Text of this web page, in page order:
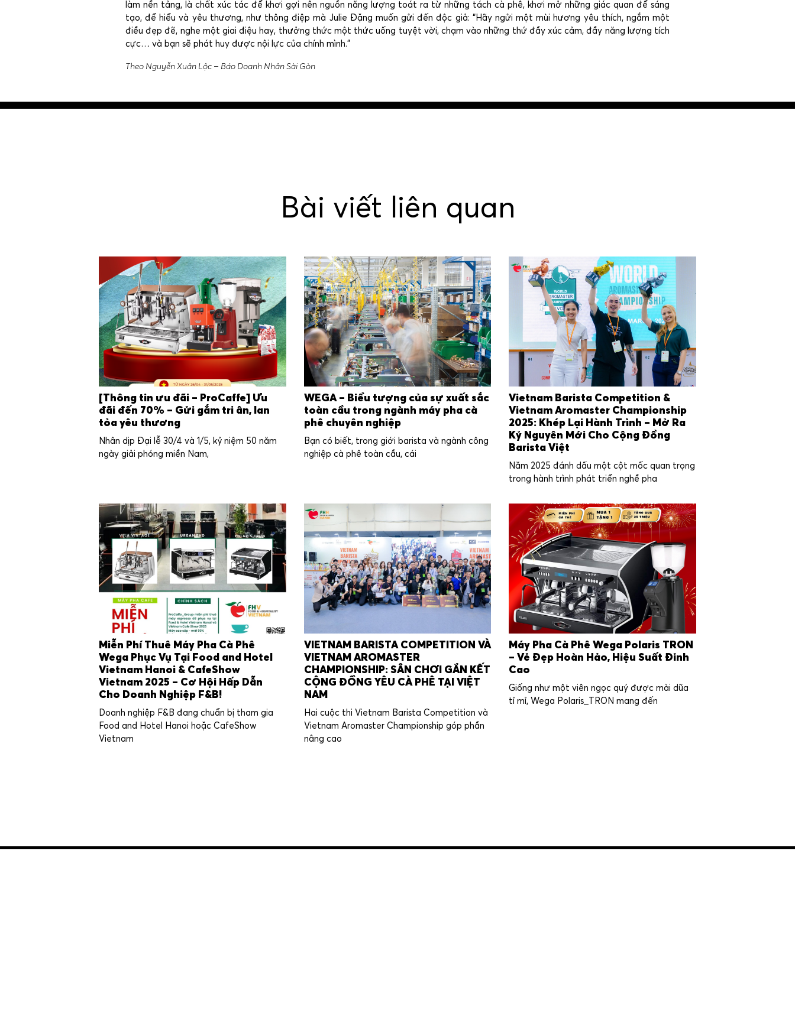
làm nền tảng, là chất xúc tác để khơi gợi nên nguồn năng lượng toát ra từ những tách cà phê, khơi mở những giác quan để sáng
tạo, để hiểu và yêu thương, như thông điệp mà Julie Đặng muốn gửi đến độc giả: “Hãy ngửi một mùi hương yêu thích, ngắm một
điều đẹp đẽ, nghe một giai điệu hay, thưởng thức một thức uống tuyệt vời, chạm vào những thứ đầy xúc cảm, đầy năng lượng tích
cực… và bạn sẽ phát huy được nội lực của chính mình.”
Theo Nguyễn Xuân Lộc – Báo Doanh Nhân Sài Gòn
Post
Bài viết liên quan
[Thông tin ưu đãi – ProCaffe] Ưu
đãi đến 70% – Gửi gắm tri ân, lan
tỏa yêu thương
Nhân dịp Đại lễ 30/4 và 1/5, kỷ niệm 50 năm
ngày giải phóng miền Nam,
WEGA – Biểu tượng của sự xuất sắc
toàn cầu trong ngành máy pha cà
phê chuyên nghiệp
Bạn có biết, trong giới barista và ngành công
nghiệp cà phê toàn cầu, cái
Vietnam Barista Competition &
Vietnam Aromaster Championship
2025: Khép Lại Hành Trình – Mở Ra
Kỷ Nguyên Mới Cho Cộng Đồng
Barista Việt
Năm 2025 đánh dấu một cột mốc quan trọng
trong hành trình phát triển nghề pha
Miễn Phí Thuê Máy Pha Cà Phê
Wega Phục Vụ Tại Food and Hotel
Vietnam Hanoi & CafeShow
Vietnam 2025 – Cơ Hội Hấp Dẫn
Cho Doanh Nghiệp F&B!
Doanh nghiệp F&B đang chuẩn bị tham gia
Food and Hotel Hanoi hoặc CafeShow
Vietnam
VIETNAM BARISTA COMPETITION VÀ
VIETNAM AROMASTER
CHAMPIONSHIP: SÂN CHƠI GẮN KẾT
CỘNG ĐỒNG YÊU CÀ PHÊ TẠI VIỆT
NAM
Hai cuộc thi Vietnam Barista Competition và
Vietnam Aromaster Championship góp phần
nâng cao
Máy Pha Cà Phê Wega Polaris TRON
– Vẻ Đẹp Hoàn Hảo, Hiệu Suất Đỉnh
Cao
Giống như một viên ngọc quý được mài dũa
tỉ mỉ, Wega Polaris_TRON mang đến